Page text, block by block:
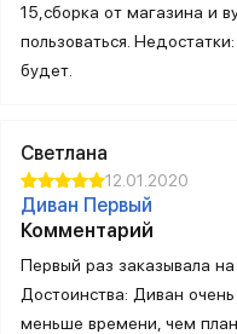
15,сборка от магазина и
пользоваться.
будет.
Светлана
12.01.2020
Диван Первый
Комментарий
Первый раз заказывала
Достоинства: Диван
меньше времени, чем